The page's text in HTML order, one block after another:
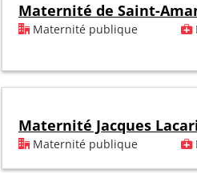
Maternité de Saint-
Maternité publique
Maternité Jacques
Maternité publique